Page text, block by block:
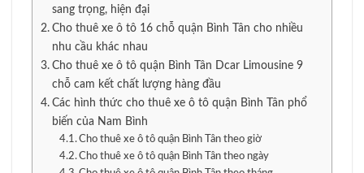
sang trọng, hiện đại
Cho thuê xe ô tô 16 chỗ quận Bình Tân cho nhiều
nhu cầu khác nhau
Cho thuê xe ô tô quận Bình Tân Dcar Limousine 9
chỗ cam kết chất lượng hàng đầu
Các hình thức cho thuê xe ô tô quận Bình Tân phổ
biến của Nam Bình
Cho thuê xe ô tô quận Bình Tân theo giờ
Cho thuê xe ô tô quận Bình Tân theo ngày